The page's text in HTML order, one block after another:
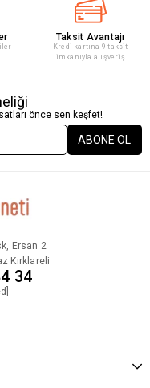
Taksit Avantajı
Kredi kartına 9 taksit
imkanıyla alışveriş
önce sen keşfet!
ABONE OL
Ersan 2
Kırklareli
34